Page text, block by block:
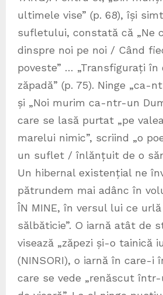
ultimele vise” (p. 68), își
sufletului, constată că „Ne
dinspre noi pe noi / Când
poveste” … „Transfigurați în
zăpadă” (p. 75). Ninge „ca-
și „Noi murim ca-ntr-un
care se lasă purtat „pe
marelui nimic”, scriind „o
un suflet / înlănțuit de o
Un hibernal existențial ne
pătrundem mai adânc în
ÎN MINE, în versul lui ce urlă
sălbăticie”. O iarnă atât de
visează „zăpezi și-o tainică
(NINSORI), o iarnă în care-i
care se vede „renăscut